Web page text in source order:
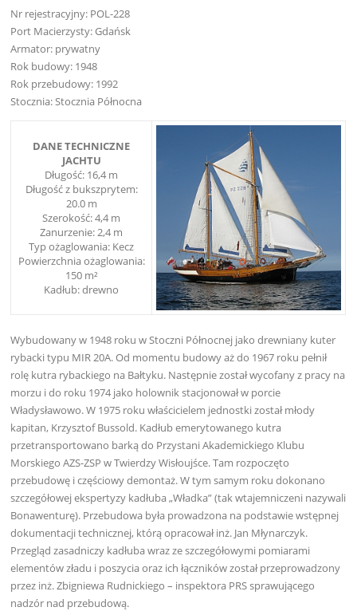
Nr rejestracyjny: POL-228
Port Macierzysty: Gdańsk
Armator: prywatny
Rok budowy: 1948
Rok przebudowy: 1992
Stocznia: Stocznia Północna
DANE TECHNICZNE
JACHTU
Długość: 16,4 m
Długość z bukszprytem:
20.0 m
Szerokość: 4,4 m
Zanurzenie: 2,4 m
Typ ożaglowania: Kecz
Powierzchnia ożaglowania:
150 m²
Kadłub: drewno
Wybudowany w 1948 roku w Stoczni Północnej jako drewniany kuter
rybacki typu MIR 20A. Od momentu budowy aż do 1967 roku pełnił
rolę kutra rybackiego na Bałtyku. Następnie został wycofany z pracy na
morzu i do roku 1974 jako holownik stacjonował w porcie
Władysławowo. W 1975 roku właścicielem jednostki został młody
kapitan, Krzysztof Bussold. Kadłub emerytowanego kutra
przetransportowano barką do Przystani Akademickiego Klubu
Morskiego AZS-ZSP w Twierdzy Wisłoujśce. Tam rozpoczęto
przebudowę i częściowy demontaż. W tym samym roku dokonano
szczegółowej ekspertyzy kadłuba „Władka” (tak wtajemniczeni nazywali
Bonawenturę). Przebudowa była prowadzona na podstawie wstępnej
dokumentacji technicznej, którą opracował inż. Jan Młynarczyk.
Przegląd zasadniczy kadłuba wraz ze szczegółowymi pomiarami
elementów zładu i poszycia oraz ich łączników został przeprowadzony
przez inż. Zbigniewa Rudnickiego – inspektora PRS sprawującego
nadzór nad przebudową.